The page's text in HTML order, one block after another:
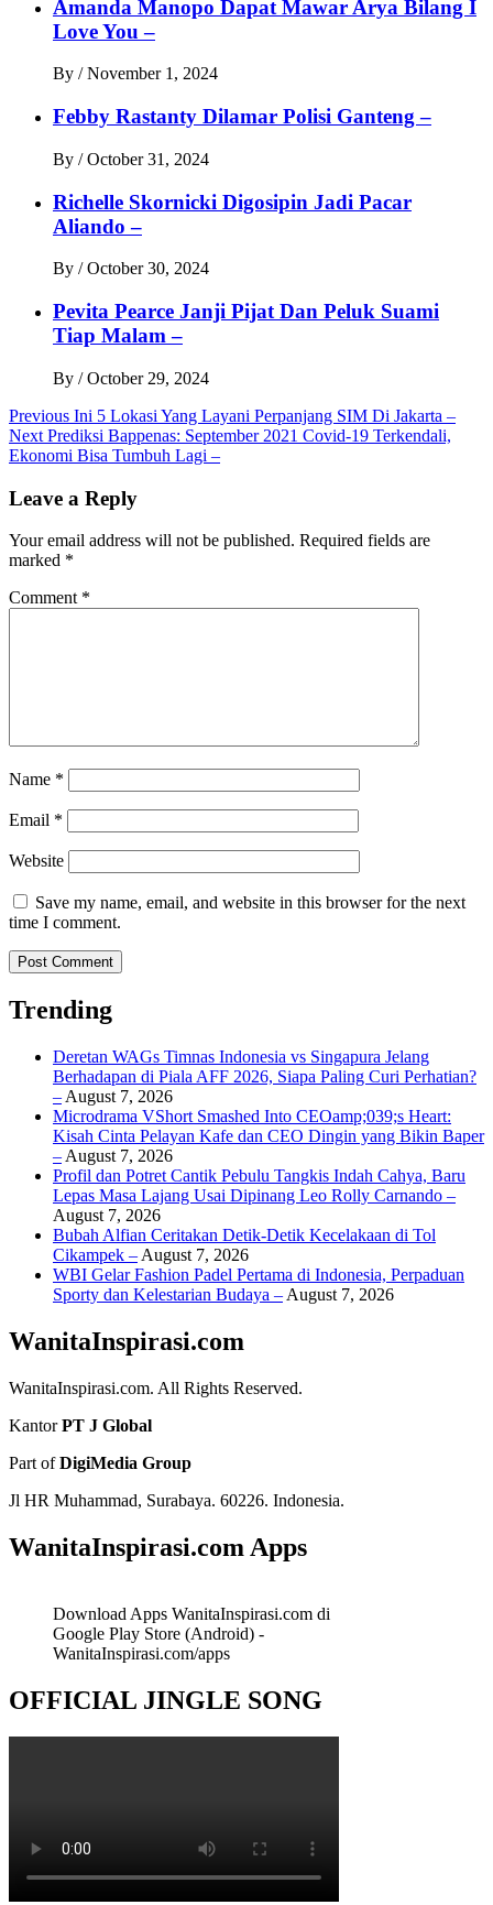
Amanda Manopo Dapat Mawar Arya Bilang I
Love You –
By / November 1, 2024
Febby Rastanty Dilamar Polisi Ganteng –
By / October 31, 2024
Richelle Skornicki Digosipin Jadi Pacar
Aliando –
By / October 30, 2024
Pevita Pearce Janji Pijat Dan Peluk Suami
Tiap Malam –
By / October 29, 2024
Post
navigation
Previous Ini 5 Lokasi Yang Layani Perpanjang SIM Di Jakarta –
Next Prediksi Bappenas: September 2021 Covid-19 Terkendali,
Ekonomi Bisa Tumbuh Lagi –
Leave a Reply
Your email address will not be published. Required fields are
marked *
Comment *
Name *
Email *
Website
Save my name, email, and website in this browser for the next
time I comment.
Trending
Deretan WAGs Timnas Indonesia vs Singapura Jelang
Berhadapan di Piala AFF 2026, Siapa Paling Curi Perhatian?
– August 7, 2026
Microdrama VShort Smashed Into CEOamp;039;s Heart:
Kisah Cinta Pelayan Kafe dan CEO Dingin yang Bikin Baper
– August 7, 2026
Profil dan Potret Cantik Pebulu Tangkis Indah Cahya, Baru
Lepas Masa Lajang Usai Dipinang Leo Rolly Carnando –
August 7, 2026
Bubah Alfian Ceritakan Detik-Detik Kecelakaan di Tol
Cikampek – August 7, 2026
WBI Gelar Fashion Padel Pertama di Indonesia, Perpaduan
Sporty dan Kelestarian Budaya – August 7, 2026
WanitaInspirasi.com
WanitaInspirasi.com. All Rights Reserved.
KantorPT J Global
Part ofDigiMedia Group
Jl HR Muhammad, Surabaya. 60226. Indonesia.
WanitaInspirasi.com Apps
Download Apps WanitaInspirasi.com di
Google Play Store (Android) -
WanitaInspirasi.com/apps
OFFICIAL JINGLE SONG